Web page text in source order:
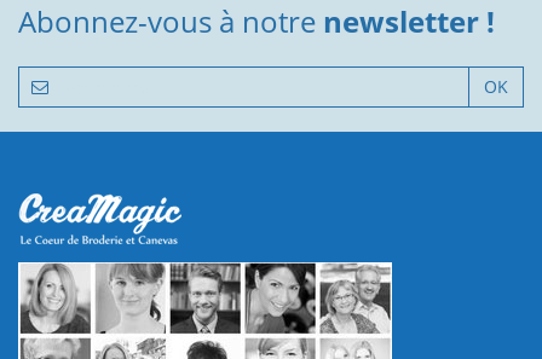
Abonnez-vous à notre newsletter !
OK